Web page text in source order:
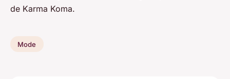
de Karma Koma.
Mode